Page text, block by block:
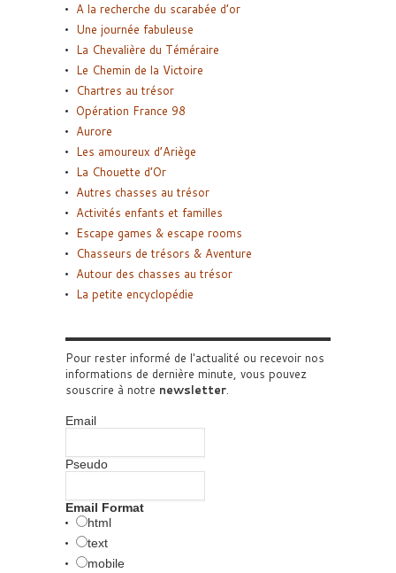
A la recherche du scarabée d’or
Une journée fabuleuse
La Chevalière du Téméraire
Le Chemin de la Victoire
Chartres au trésor
Opération France 98
Aurore
Les amoureux d’Ariège
La Chouette d’Or
Autres chasses au trésor
Activités enfants et familles
Escape games & escape rooms
Chasseurs de trésors & Aventure
Autour des chasses au trésor
La petite encyclopédie
Pour rester informé de l'actualité ou recevoir nos
informations de dernière minute, vous pouvez
souscrire à notre newsletter.
Email
Pseudo
Email Format
html
text
mobile